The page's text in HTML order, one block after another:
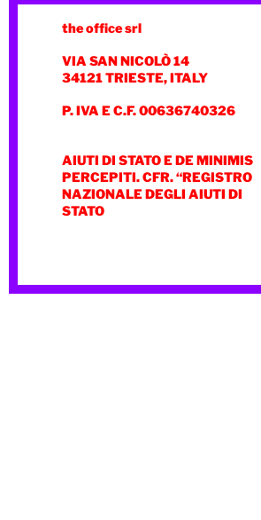
the office srl
VIA SAN NICOLÒ 14
34121 TRIESTE, ITALY
P. IVA E C.F. 00636740326
AIUTI DI STATO E DE MINIMIS
PERCEPITI. CFR. “REGISTRO
NAZIONALE DEGLI AIUTI DI
STATO